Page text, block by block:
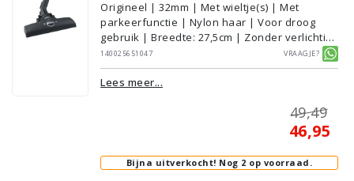
Origineel | 32mm | Met wieltje(s) | Met
parkeerfunctie | Nylon haar | Voor droog
gebruik | Breedte: 27,5cm | Zonder verlichting
| Zonder kliksysteem | Zwart |
AEG/Electrolux | Geschikt voor vloertype:
Plavuizen/Tegels, Parket/Laminaat,
140025651047 Vraagje?
Lees meer...
49,49
46,95
Bijna uitverkocht! Nog 2 op voorraad.